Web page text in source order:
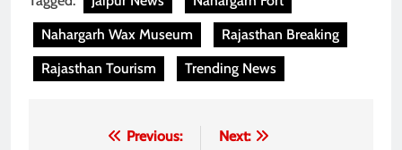
Nahargarh Wax Museum
Rajasthan Breaking
Rajasthan Tourism
Trending News
Previous:
Next: